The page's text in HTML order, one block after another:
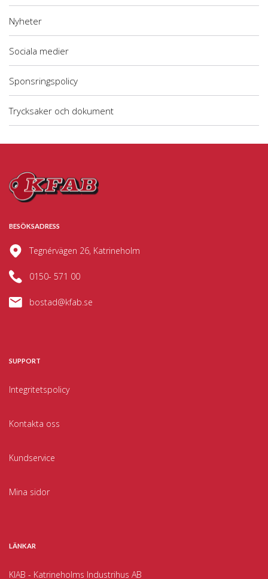
Nyheter
Sociala medier
Sponsringspolicy
Trycksaker och dokument
BESÖKSADRESS
Tegnérvägen 26, Katrineholm
0150- 571 00
bostad@kfab.se
SUPPORT
Integritetspolicy
Kontakta oss
Kundservice
Mina sidor
LÄNKAR
KIAB - Katrineholms Industrihus AB